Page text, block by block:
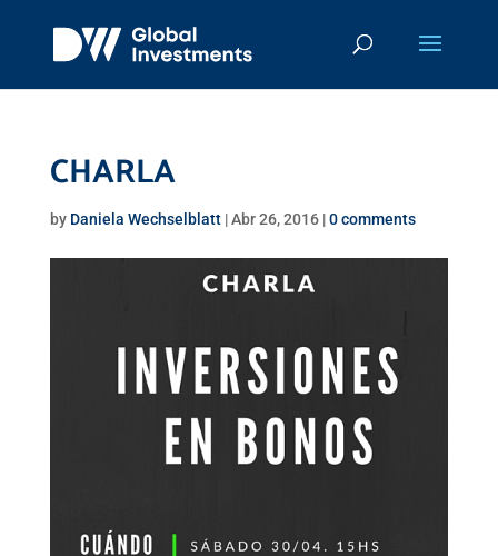
CHARLA
by Daniela Wechselblatt|Abr 26, 2016|0 comments